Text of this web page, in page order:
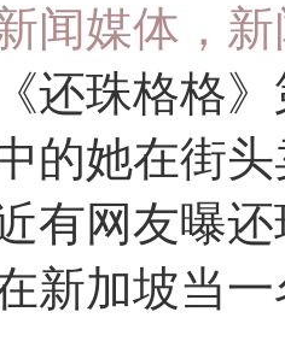
闻媒体，
还珠格格
的她在街
有网友曝
新加坡当